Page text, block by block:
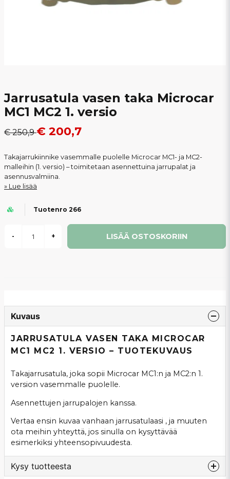
Jarrusatula vasen taka Microcar
MC1 MC2 1. versio
€ 250,9€ 200,7
Takajarrukiinnike vasemmalle puolelle Microcar MC1- ja MC2-
malleihin (1. versio) – toimitetaan asennettuina jarrupalat ja
asennusvalmiina.
Lue lisää
Tuotenro 266
- + LISÄÄ OSTOSKORIIN
Kuvaus
JARRUSATULA VASEN TAKA MICROCAR
MC1 MC2 1. VERSIO – TUOTEKUVAUS
Takajarrusatula, joka sopii Microcar MC1:n ja MC2:n 1.
version vasemmalle puolelle.
Asennettujen jarrupalojen kanssa.
Vertaa ensin kuvaa vanhaan jarrusatulaasi , ja muuten
ota meihin yhteyttä, jos sinulla on kysyttävää
esimerkiksi yhteensopivuudesta.
Kysy tuotteesta